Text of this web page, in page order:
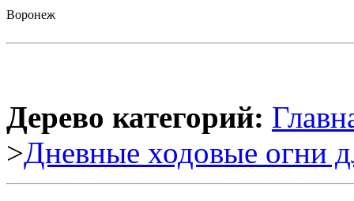
Воронеж
Дерево категорий:
>Дневные ходовые огни